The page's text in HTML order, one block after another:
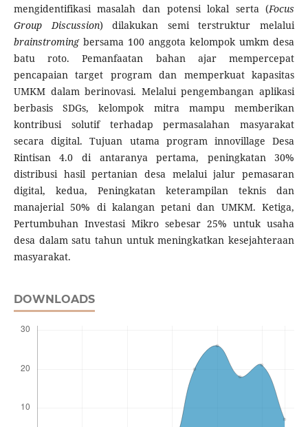
mengidentifikasi masalah dan potensi lokal serta (Focus
Group Discussion) dilakukan semi terstruktur melalui
brainstromingbersama 100 anggota kelompok umkm desa
batu roto. Pemanfaatan bahan ajar mempercepat
pencapaian target program dan memperkuat kapasitas
UMKM dalam berinovasi. Melalui pengembangan aplikasi
berbasis SDGs, kelompok mitra mampu memberikan
kontribusi solutif terhadap permasalahan masyarakat
secara digital. Tujuan utama program innovillage Desa
Rintisan 4.0 di antaranya pertama, peningkatan 30%
distribusi hasil pertanian desa melalui jalur pemasaran
digital, kedua, Peningkatan keterampilan teknis dan
manajerial 50% di kalangan petani dan UMKM. Ketiga,
Pertumbuhan Investasi Mikro sebesar 25% untuk usaha
desa dalam satu tahun untuk meningkatkan kesejahteraan
masyarakat.
DOWNLOADS